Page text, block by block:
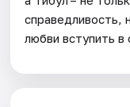
справедливость,
любви вступить